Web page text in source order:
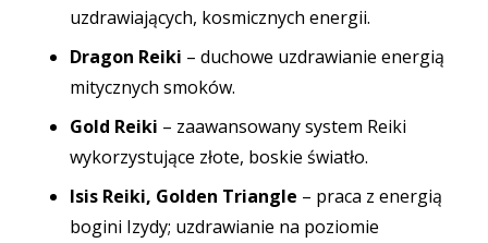
uzdrawiających, kosmicznych energii.
Dragon Reiki – duchowe uzdrawianie energią
mitycznych smoków.
Gold Reiki – zaawansowany system Reiki
wykorzystujące złote, boskie światło.
Isis Reiki, Golden Triangle – praca z energią
bogini Izydy; uzdrawianie na poziomie